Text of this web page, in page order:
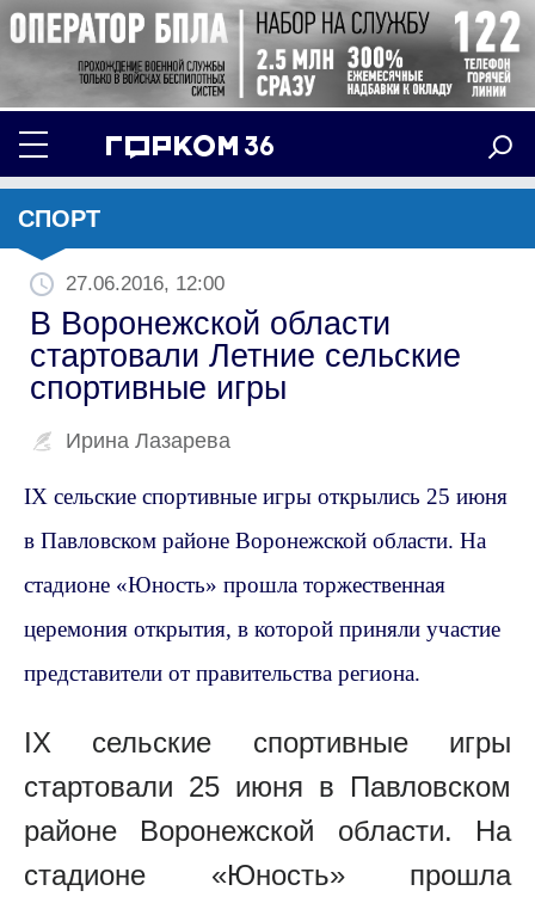
СПОРТ
27.06.2016, 12:00
В Воронежской области
стартовали Летние сельские
спортивные игры
Ирина Лазарева
IX сельские спортивные игры открылись 25 июня
в Павловском районе Воронежской области. На
стадионе «Юность» прошла торжественная
церемония открытия, в которой приняли участие
представители от правительства региона.
IX сельские спортивные игры
стартовали 25 июня в Павловском
районе Воронежской области. На
стадионе «Юность» прошла